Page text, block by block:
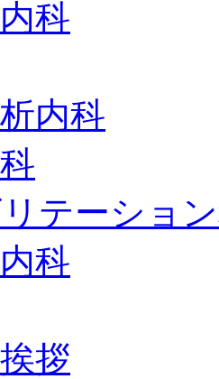
科
内科
テーショ
科
拶